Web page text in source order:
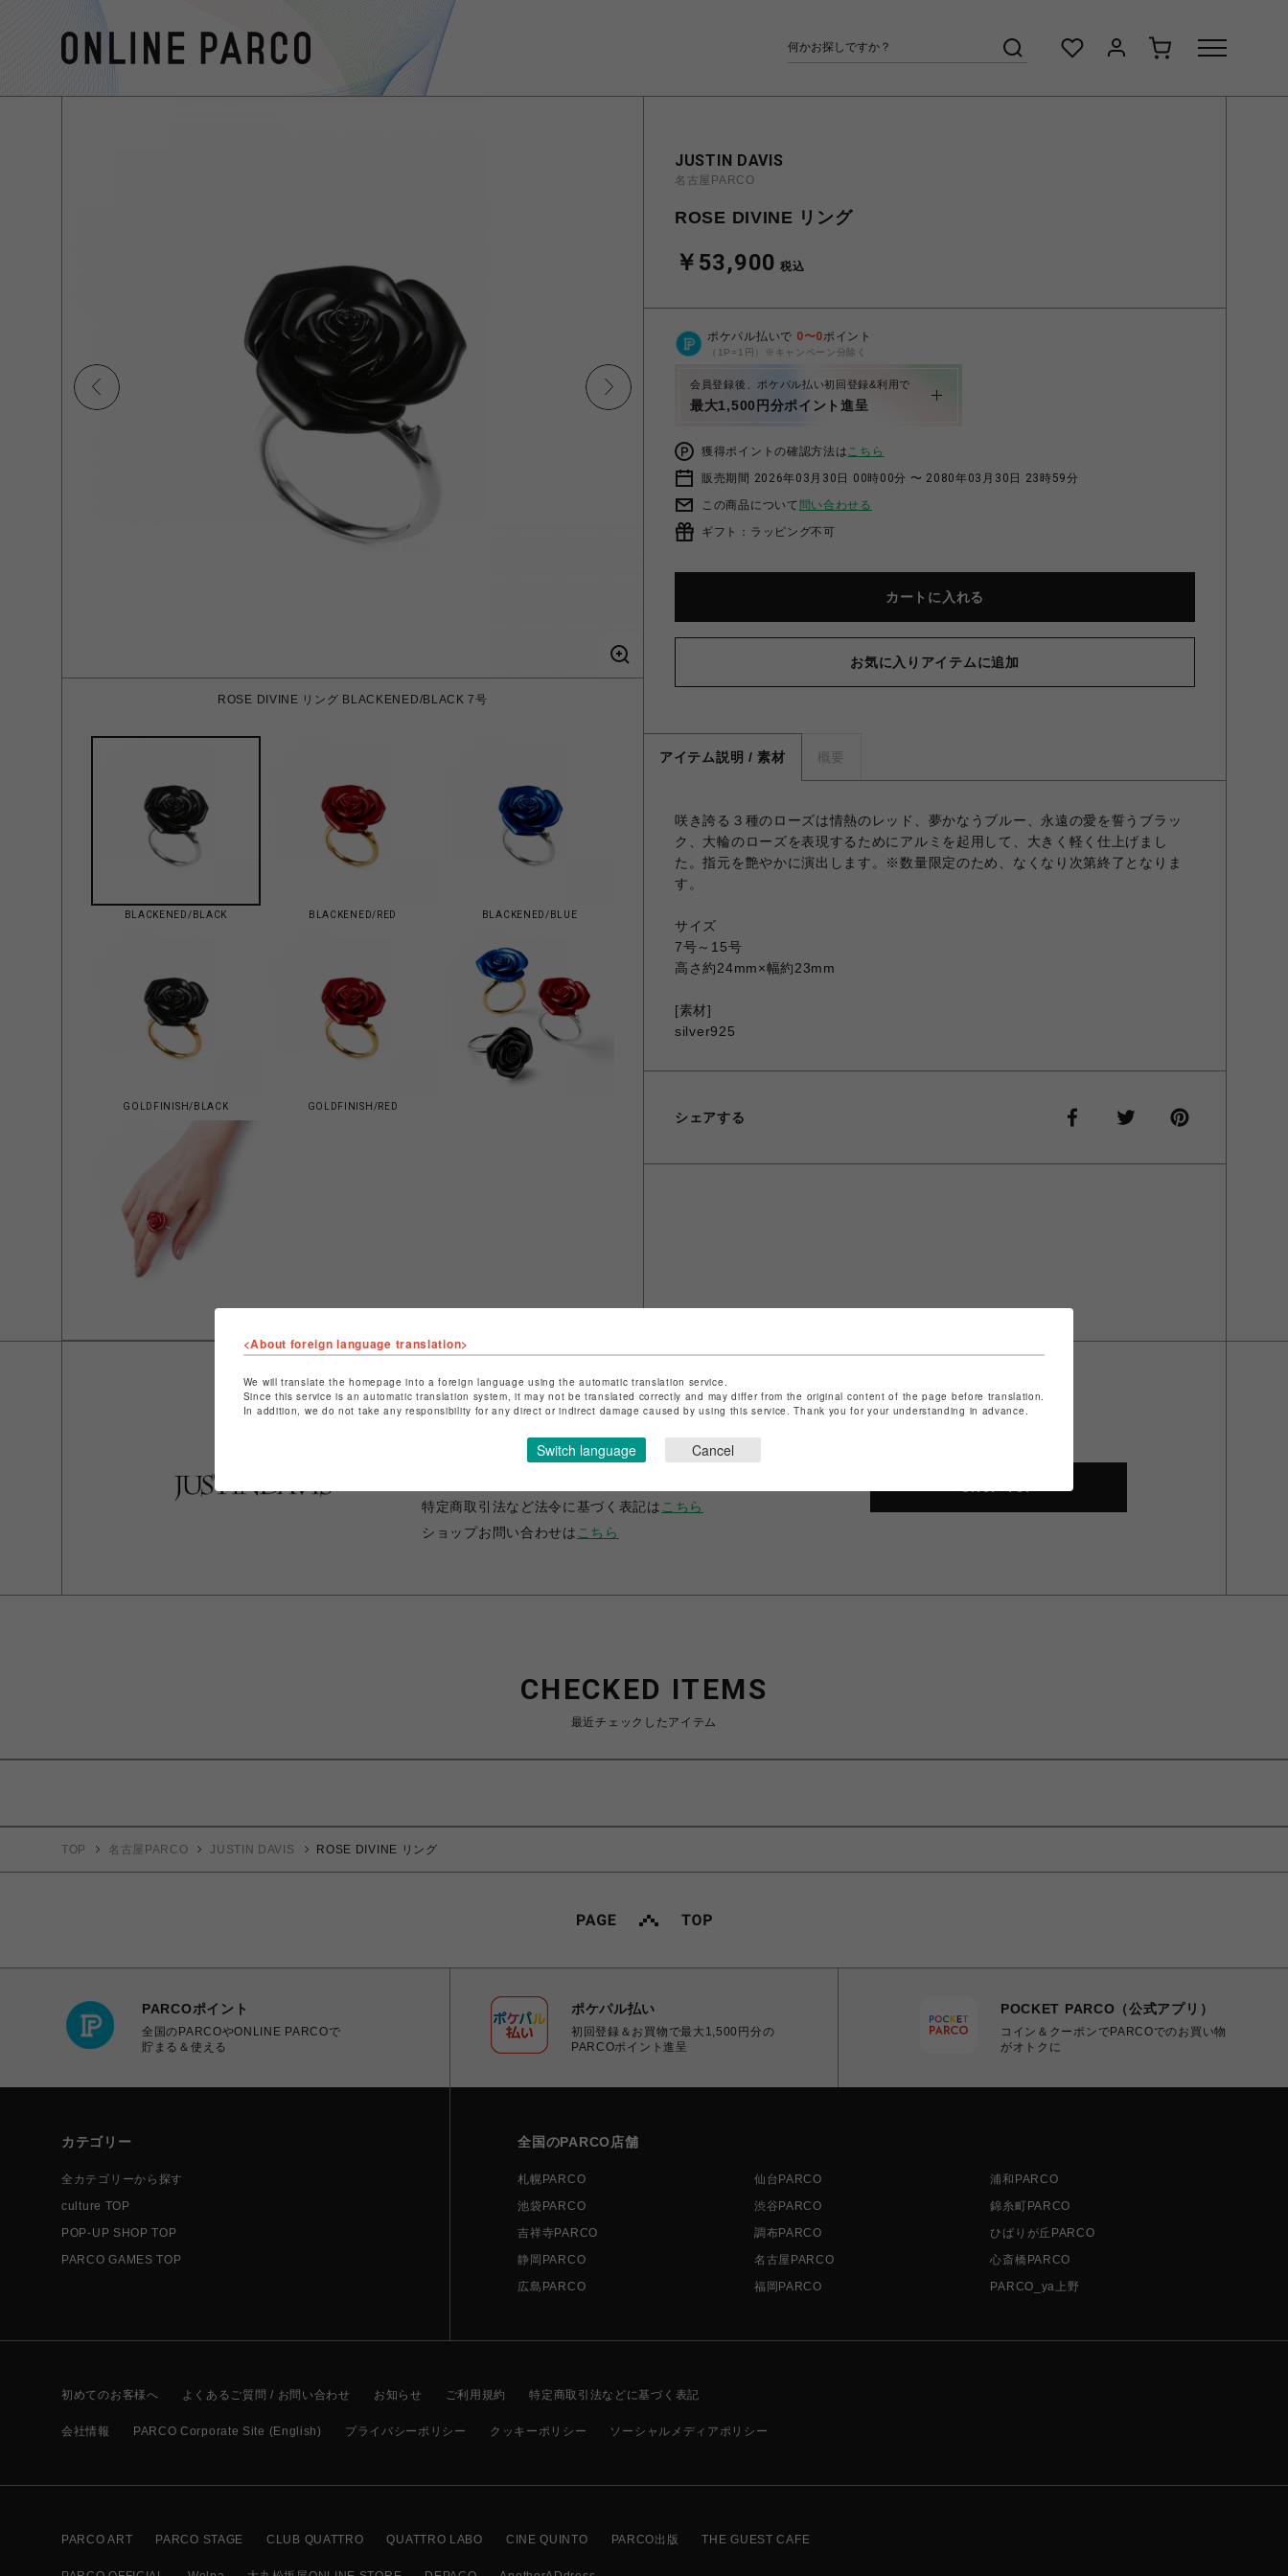
ROSE DIVINE リング BLACKENED/BLACK 7号
BLACKENED/BLACK BLACKENED/RED BLACKENED/BLUE
GOLDFINISH/BLACK GOLDFINISH/RED
JUSTIN DAVIS
名古屋PARCO
ROSE DIVINE リング
￥53,900 税込
ポケパル払いで 0〜0ポイント
（1P=1円）※キャンペーン分除く
会員登録後、ポケパル払い初回登録&利用で
最大1,500円分ポイント進呈
獲得ポイントの確認方法はこちら
販売期間 2026年03月30日 00時00分 〜 2080年03月30日 23時59分
この商品について 問い合わせる
ギフト：ラッピング不可
カートに入れる
お気に入りアイテムに追加
アイテム説明 / 素材 概要
咲き誇る３種のローズは情熱のレッド、夢かなうブルー、永遠の愛を誓うブラッ
ク、大輪のローズを表現するためにアルミを起用して、大きく軽く仕上げまし
た。指元を艶やかに演出します。※数量限定のため、なくなり次第終了となりま
す。
サイズ
7号～15号
高さ約24mm×幅約23mm
[素材]
silver925
シェアする
JUSTIN DAVIS
特定商取引法など法令に基づく表記は こちら
ショップお問い合わせは こちら
CHECKED ITEMS
最近チェックしたアイテム
TOP 名古屋PARCO JUSTIN DAVIS ROSE DIVINE リング
PARCOポイント
全国のPARCOやONLINE PARCOで
貯まる＆使える
ポケパル払い
初回登録＆お買物で最大1,500円分の
PARCOポイント進呈
POCKET PARCO（公式アプリ）
コイン＆クーポンでPARCOでのお買い物
がオトクに
カテゴリー
全カテゴリーから探す
culture TOP
POP-UP SHOP TOP
PARCO GAMES TOP
全国のPARCO店舗
札幌PARCO 仙台PARCO
浦和PARCO
池袋PARCO
渋谷PARCO
錦糸町PARCO
吉祥寺PARCO
調布PARCO
ひばりが丘PARCO
静岡PARCO
名古屋PARCO
心斎橋PARCO
広島PARCO
福岡PARCO PARCO_ya上野
初めてのお客様へ よくあるご質問 / お問い合わせ お知らせ ご利用規約 特定商取引法などに基づく表記
会社情報 PARCO Corporate Site (English) プライバシーポリシー クッキーポリシー ソーシャルメディアポリシー
PARCO ART PARCO STAGE CLUB QUATTRO QUATTRO LABO CINE QUINTO PARCO出版 THE GUEST CAFE
<About foreign language translation>
We will translate the homepage into a foreign language using the automatic translation service.
Since this service is an automatic translation system, it may not be translated correctly and may differ from the original content of the page before translation.
In addition, we do not take any responsibility for any direct or indirect damage caused by using this service. Thank you for your understanding in advance.
Switch language Cancel